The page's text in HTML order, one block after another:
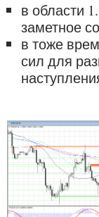
в области
заметное
в тоже
сил для